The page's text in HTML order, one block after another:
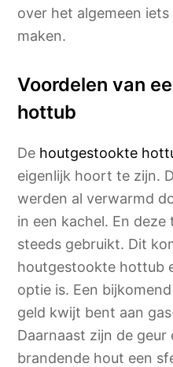
over het algemeen
maken.
Voordelen van
hottub
De houtgestookte
eigenlijk hoort te zijn.
werden al verwarmd
in een kachel. En
steeds gebruikt. Dit
houtgestookte hottub
optie is. Een
geld kwijt bent aan
Daarnaast zijn de
brandende hout een